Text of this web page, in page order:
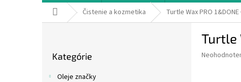
Domov Čistenie a kozmetika Turtle Wax PRO
kategórie
Kategórie
Oleje značky
Turtle
Priemerné